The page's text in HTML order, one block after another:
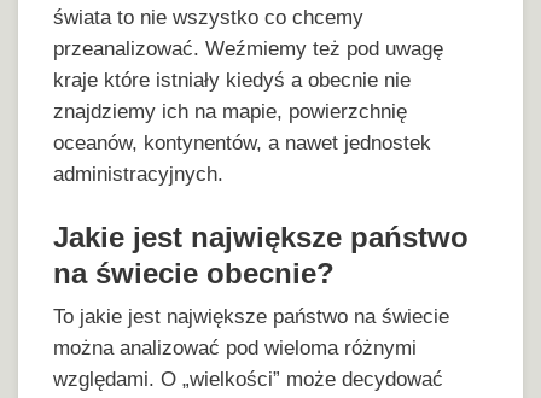
świata to nie wszystko co chcemy
przeanalizować. Weźmiemy też pod uwagę
kraje które istniały kiedyś a obecnie nie
znajdziemy ich na mapie, powierzchnię
oceanów, kontynentów, a nawet jednostek
administracyjnych.
Jakie jest największe państwo
na świecie obecnie?
To jakie jest największe państwo na świecie
można analizować pod wieloma różnymi
względami. O „wielkości” może decydować